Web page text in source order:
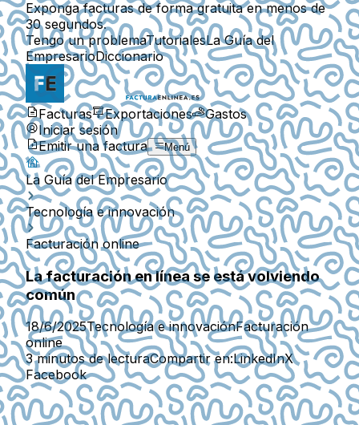
Exponga facturas de forma gratuita en menos de
30 segundos.
Tengo un problemaTutorialesLa Guía del
EmpresarioDiccionario
Facturas Exportaciones
Gastos
Iniciar sesión
Emitir una factura
Menú
La Guía del Empresario
Tecnología e innovación
Facturación online
La facturación en línea se está volviendo
común
18/6/2025Tecnología e innovaciónFacturación
online
3 minutos de lecturaCompartir en:LinkedInX
Facebook